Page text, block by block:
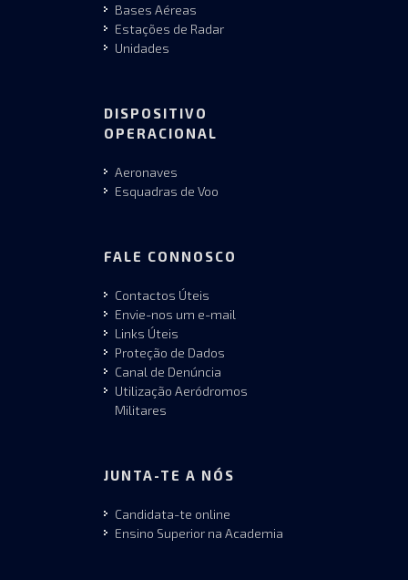
Bases Aéreas
Estações de Radar
Unidades
DISPOSITIVO
OPERACIONAL
Aeronaves
Esquadras de Voo
FALE CONNOSCO
Contactos Úteis
Envie-nos um e-mail
Links Úteis
Proteção de Dados
Canal de Denúncia
Utilização Aeródromos
Militares
JUNTA-TE A NÓS
Candidata-te online
Ensino Superior na Academia